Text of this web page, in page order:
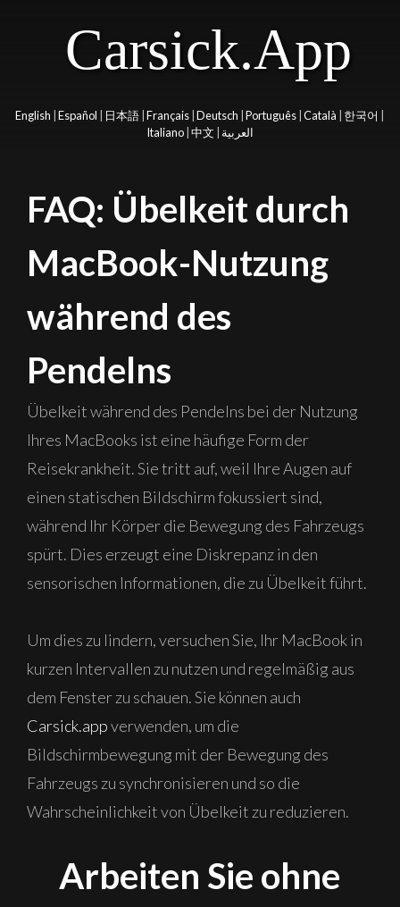
Carsick.App
English |Español 日本語 |Français |Deutsch |Português |Català 한국어
Italiano| 中文 العربية
FAQ: Übelkeit durch
MacBook-Nutzung
während des
Pendelns
Übelkeit während des Pendelns bei der Nutzung
Ihres MacBooks ist eine häufige Form der
Reisekrankheit. Sie tritt auf, weil Ihre Augen auf
einen statischen Bildschirm fokussiert sind,
während Ihr Körper die Bewegung des Fahrzeugs
spürt. Dies erzeugt eine Diskrepanz in den
sensorischen Informationen, die zu Übelkeit führt.
Um dies zu lindern, versuchen Sie, Ihr MacBook in
kurzen Intervallen zu nutzen und regelmäßig aus
dem Fenster zu schauen. Sie können auch
Carsick.appverwenden, um die
Bildschirmbewegung mit der Bewegung des
Fahrzeugs zu synchronisieren und so die
Wahrscheinlichkeit von Übelkeit zu reduzieren.
Arbeiten Sie ohne